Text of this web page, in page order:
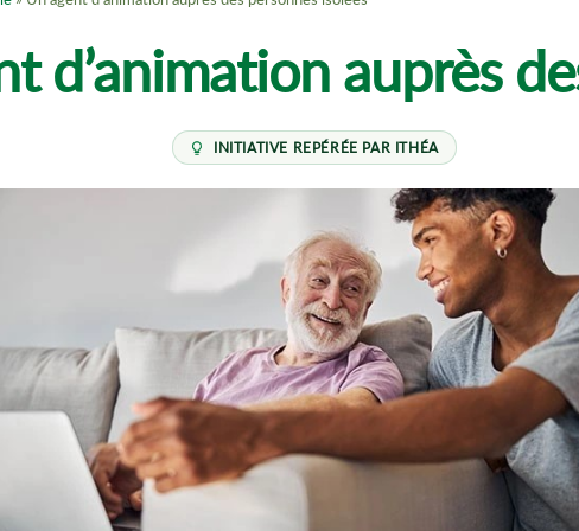
d’animation auprès